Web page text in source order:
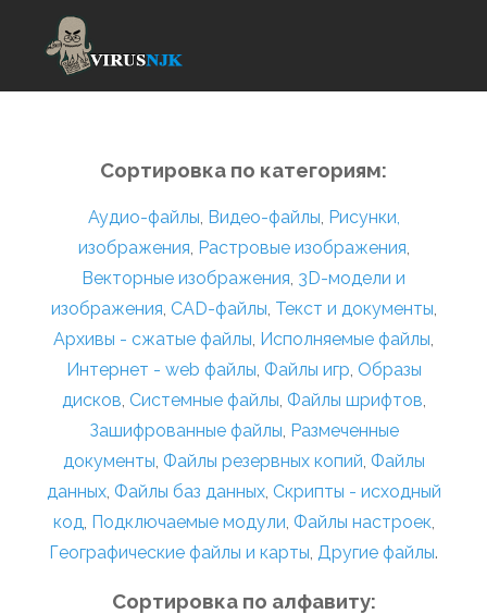
Сортировка по категориям:
Аудио-файлы, Видео-файлы, Рисунки,
изображения, Растровые изображения,
Векторные изображения, 3D-модели и
изображения, CAD-файлы, Текст и документы,
Архивы - сжатые файлы, Исполняемые файлы,
Интернет - web файлы, Файлы игр, Образы
дисков, Системные файлы, Файлы шрифтов,
Зашифрованные файлы, Размеченные
документы, Файлы резервных копий, Файлы
данных, Файлы баз данных, Скрипты - исходный
код, Подключаемые модули, Файлы настроек,
Географические файлы и карты, Другие файлы.
Сортировка по алфавиту: